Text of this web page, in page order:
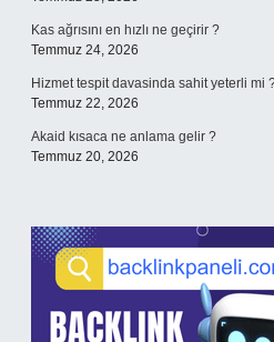
Kas ağrısını en hızlı ne geçirir ?
Temmuz 24, 2026
Hizmet tespit davasinda sahit yeterli mi
Temmuz 22, 2026
Akaid kısaca ne anlama gelir ?
Temmuz 20, 2026